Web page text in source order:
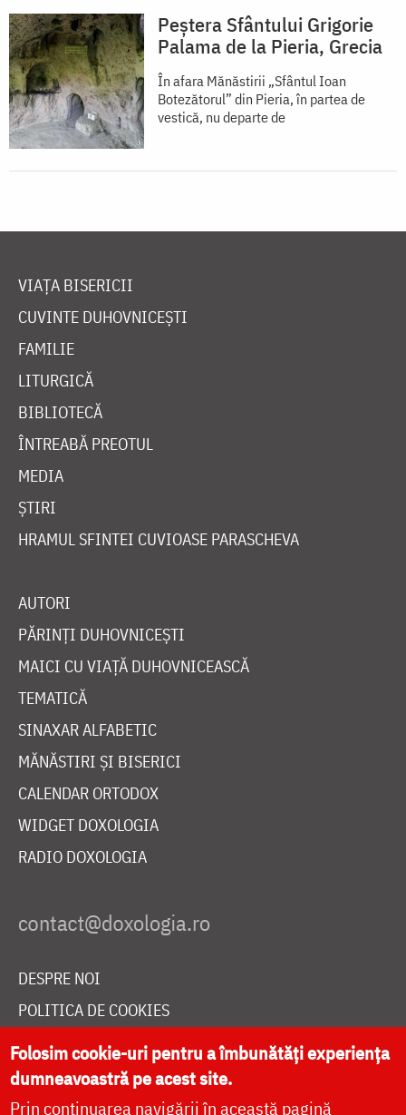
Peștera Sfântului Grigorie
Palama de la Pieria, Grecia
În afara Mănăstirii „Sfântul Ioan
Botezătorul” din Pieria, în partea de
vestică, nu departe de
VIAȚA BISERICII
CUVINTE DUHOVNICEȘTI
FAMILIE
LITURGICĂ
BIBLIOTECĂ
ÎNTREABĂ PREOTUL
MEDIA
ȘTIRI
HRAMUL SFINTEI CUVIOASE PARASCHEVA
AUTORI
PĂRINȚI DUHOVNICEȘTI
MAICI CU VIAȚĂ DUHOVNICEASCĂ
TEMATICĂ
SINAXAR ALFABETIC
MĂNĂSTIRI ȘI BISERICI
CALENDAR ORTODOX
WIDGET DOXOLOGIA
RADIO DOXOLOGIA
DESPRE NOI
POLITICA DE COOKIES
DONEAZĂ ONLINE PENTRU CATEDRALA NAȚIONALĂ
LIVE
Folosim cookie-uri pentru a îmbunătăți experiența
dumneavoastră pe acest site.
Prin continuarea navigării în această pagină